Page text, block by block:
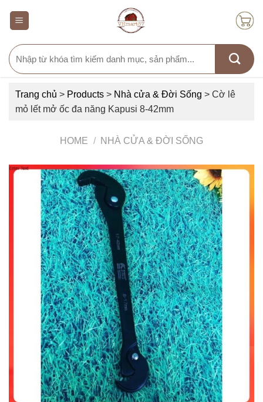
Search
for:
Trang chủ > Products > Nhà cửa & Đời Sống > Cờ lê
mỏ lết mở ốc đa năng Kapusi 8-42mm
HOME / NHÀ CỬA & ĐỜI SỐNG